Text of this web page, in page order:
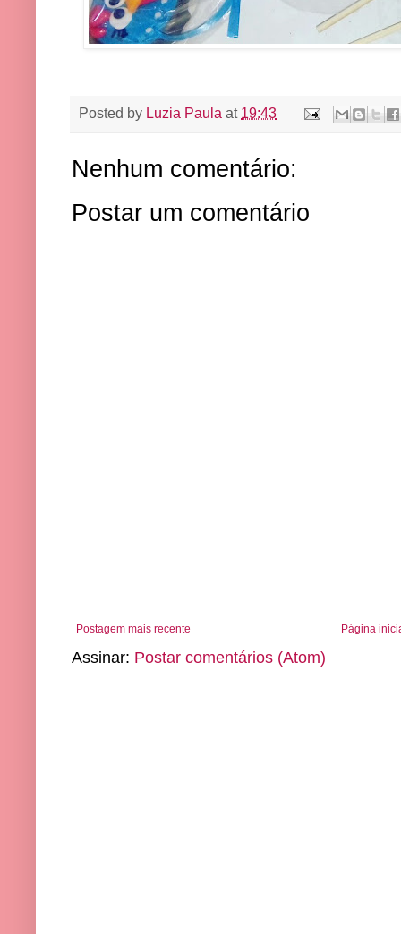
Posted by Luzia Paula at 19:43
Nenhum comentário:
Postar um comentário
Postagem mais recente Página
Assinar: Postar comentários (Atom)